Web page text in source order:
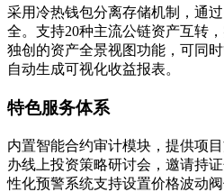
采用冷热钱包分离存储机制，通
全。支持20种主流公链资产互转
独创的资产全景视图功能，可同
自动生成可视化收益报表。
特色服务体系
内置智能合约审计模块，提供项
办线上投资策略研讨会，邀请持
性化预警系统支持设置价格波动